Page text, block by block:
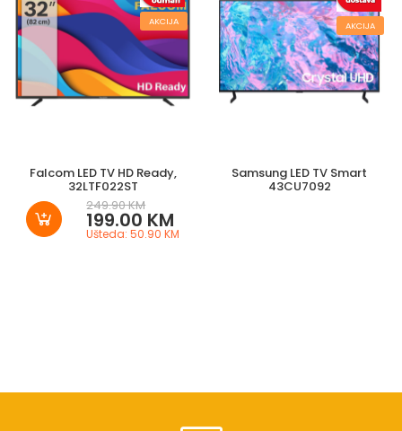
AKCIJA
Falcom LED TV HD Ready,
32LTF022ST
249.90 KM
199.00 KM
Ušteda: 50.90 KM
AKCIJA
Samsung LED TV Smart
43CU7092